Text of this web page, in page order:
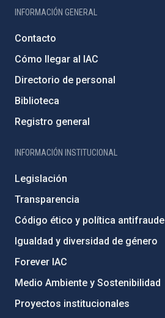
INFORMACIÓN GENERAL
Contacto
Cómo llegar al IAC
Directorio de personal
Biblioteca
Registro general
INFORMACIÓN INSTITUCIONAL
Legislación
Transparencia
Código ético y política antifraude
Igualdad y diversidad de género
Forever IAC
Medio Ambiente y Sostenibilidad
Proyectos institucionales